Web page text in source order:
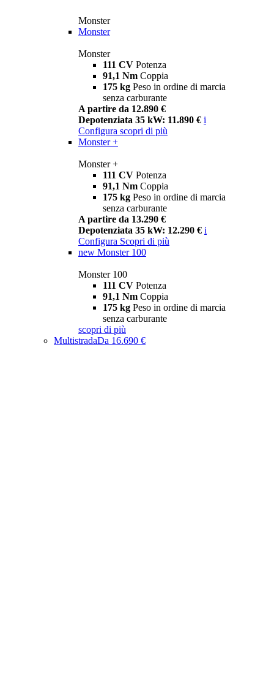
Monster
Monster
Monster
111 CV Potenza
91,1 Nm Coppia
175 kg Peso in ordine di marcia
senza carburante
A partire da 12.890 €
Depotenziata 35 kW: 11.890 € i
Configura scopri di più
Monster +
Monster +
111 CV Potenza
91,1 Nm Coppia
175 kg Peso in ordine di marcia
senza carburante
A partire da 13.290 €
Depotenziata 35 kW: 12.290 € i
Configura Scopri di più
new Monster 100
Monster 100
111 CV Potenza
91,1 Nm Coppia
175 kg Peso in ordine di marcia
senza carburante
scopri di più
MultistradaDa 16.690 €